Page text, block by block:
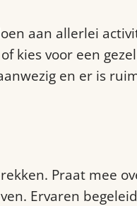
aan allerlei
voor een
en er is
Praat mee
Ervaren